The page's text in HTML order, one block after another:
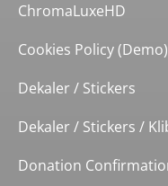
ChromaLuxeHD
Cookies Policy (Demo)
Dekaler / Stickers
Dekaler / Stickers /
Donation